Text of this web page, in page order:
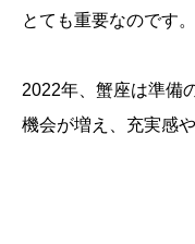
とても重要なのです。
2022年、蟹座は準備
機会が増え、充実感